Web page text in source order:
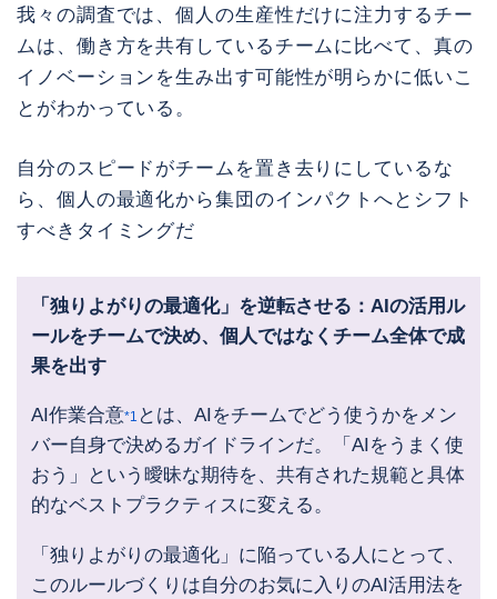
我々の調査では、個人の生産性だけに注力するチー
ムは、働き方を共有しているチームに比べて、真の
イノベーションを生み出す可能性が明らかに低いこ
とがわかっている。
自分のスピードがチームを置き去りにしているな
ら、個人の最適化から集団のインパクトへとシフト
すべきタイミングだ
「独りよがりの最適化」を逆転させる：AIの活用ル
ールをチームで決め、個人ではなくチーム全体で成
果を出す
AI作業合意*1 とは、AIをチームでどう使うかをメン
バー自身で決めるガイドラインだ。「AIをうまく使
おう」という曖昧な期待を、共有された規範と具体
的なベストプラクティスに変える。
「独りよがりの最適化」に陥っている人にとって、
このルールづくりは自分のお気に入りのAI活用法を